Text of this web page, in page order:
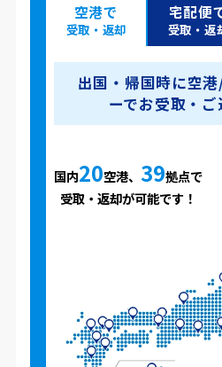
空港で
受取・返却
宅配便
受取・返
出国・帰国時に空
ーでお受取・ご
国内20空港、 39拠点で
受取・返却が可能です！